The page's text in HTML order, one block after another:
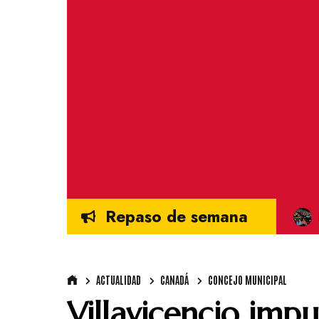
Repaso de semana
ACTUALIDAD CANADÁ CONCEJO MUNICIPAL